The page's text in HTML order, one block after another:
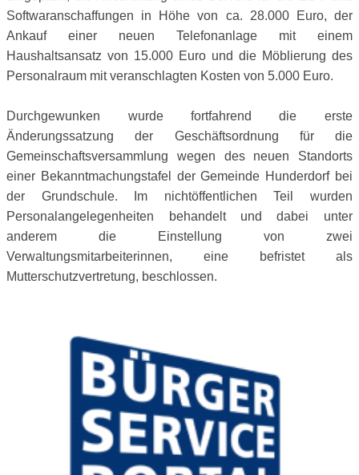
Softwaranschaffungen in Höhe von ca. 28.000 Euro, der
Ankauf einer neuen Telefonanlage mit einem
Haushaltsansatz von 15.000 Euro und die Möblierung des
Personalraum mit veranschlagten Kosten von 5.000 Euro.
Durchgewunken wurde fortfahrend die erste
Änderungssatzung der Geschäftsordnung für die
Gemeinschaftsversammlung wegen des neuen Standorts
einer Bekanntmachungstafel der Gemeinde Hunderdorf bei
der Grundschule. Im nichtöffentlichen Teil wurden
Personalangelegenheiten behandelt und dabei unter
anderem die Einstellung von zwei
Verwaltungsmitarbeiterinnen, eine befristet als
Mutterschutzvertretung, beschlossen.